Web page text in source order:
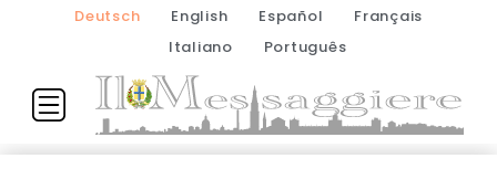
Deutsch English Español
Français
Italiano
Português